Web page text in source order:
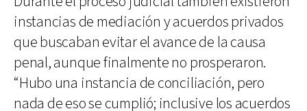
instancias de mediación y acuerdos privados
que buscaban evitar el avance de la causa
penal, aunque finalmente no prosperaron.
“Hubo una instancia de conciliación, pero
nada de eso se cumplió; inclusive los acuerdos